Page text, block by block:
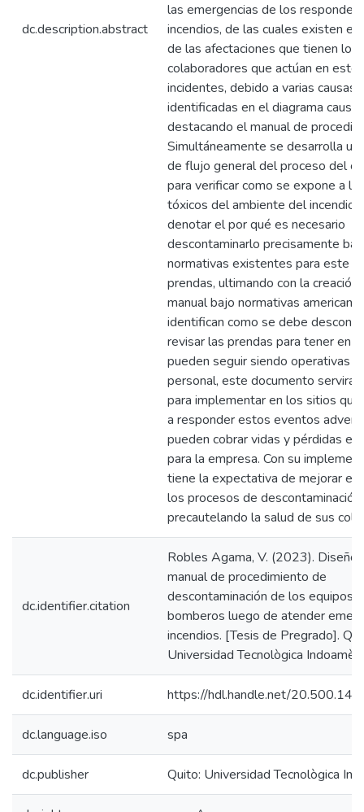
dc.description.abstract
las emergencias de los
incendios, de las cuales existen
de las afectaciones que tienen los
colaboradores que actúan en este
incidentes, debido a varias causas
identificadas en el diagrama
destacando el manual de
Simultáneamente se desarrolla un
de flujo general del proceso del
para verificar como se expone a
tóxicos del ambiente del incendio
denotar el por qué es necesario
descontaminarlo precisamente
normativas existentes para este
prendas, ultimando con la creación
manual bajo normativas
identifican como se debe
revisar las prendas para tener en
pueden seguir siendo operativas
personal, este documento servirá
para implementar en los sitios que
a responder estos eventos
pueden cobrar vidas y pérdidas
para la empresa. Con su
tiene la expectativa de mejorar el
los procesos de descontaminación
precautelando la salud de sus
dc.identifier.citation
Robles Agama, V. (2023). Diseño
manual de procedimiento de
descontaminación de los equipos
bomberos luego de atender
incendios. [Tesis de Pregrado].
Universidad Tecnològica
dc.identifier.uri https://hdl.handle.net/
dc.language.iso spa
dc.publisher Quito: Universidad Tecnològica